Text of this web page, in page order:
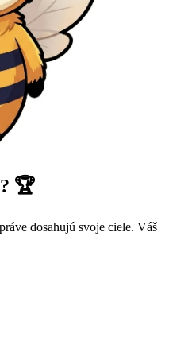
🏆
dosahujú svoje ciele. Váš